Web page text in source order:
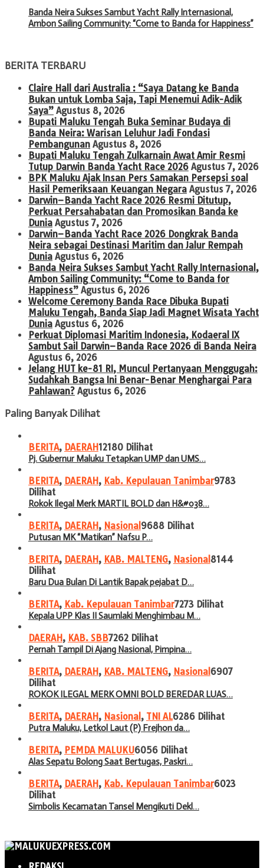
Banda Neira Sukses Sambut Yacht Rally Internasional,
Ambon Sailing Community: “Come to Banda for Happiness”
BERITA TERBARU
Claire Hall dari Australia : “Saya Datang ke Banda
Bukan untuk Lomba Saja, Tapi Menemui Adik-Adik
Saya” Agustus 8, 2026
Bupati Maluku Tengah Buka Seminar Budaya di
Banda Neira: Warisan Leluhur Jadi Fondasi
Pembangunan Agustus 8, 2026
Bupati Maluku Tengah Zulkarnain Awat Amir Resmi
Tutup Darwin Banda Yacht Race 2026 Agustus 7, 2026
BPK Maluku Ajak Insan Pers Samakan Persepsi soal
Hasil Pemeriksaan Keuangan Negara Agustus 7, 2026
Darwin–Banda Yacht Race 2026 Resmi Ditutup,
Perkuat Persahabatan dan Promosikan Banda ke
Dunia Agustus 7, 2026
Darwin–Banda Yacht Race 2026 Dongkrak Banda
Neira sebagai Destinasi Maritim dan Jalur Rempah
Dunia Agustus 6, 2026
Banda Neira Sukses Sambut Yacht Rally Internasional,
Ambon Sailing Community: “Come to Banda for
Happiness” Agustus 6, 2026
Welcome Ceremony Banda Race Dibuka Bupati
Maluku Tengah, Banda Siap Jadi Magnet Wisata Yacht
Dunia Agustus 6, 2026
Perkuat Diplomasi Maritim Indonesia, Kodaeral IX
Sambut Sail Darwin–Banda Race 2026 di Banda Neira
Agustus 6, 2026
Jelang HUT ke-81 RI, Muncul Pertanyaan Menggugah:
Sudahkah Bangsa Ini Benar-Benar Menghargai Para
Pahlawan? Agustus 6, 2026
Paling Banyak Dilihat
BERITA, DAERAH12180 Dilihat
Pj. Gubernur Maluku Tetapkan UMP dan UMS…
BERITA, DAERAH, Kab. Kepulauan Tanimbar9783
Dilihat
Rokok Ilegal Merk MARTIL BOLD dan H&#038…
BERITA, DAERAH, Nasional 9688 Dilihat
Putusan MK “Matikan” Nafsu P…
BERITA, DAERAH, KAB. MALTENG, Nasional 8144
Dilihat
Baru Dua Bulan Di Lantik Bapak pejabat D…
BERITA, Kab. Kepulauan Tanimbar7273 Dilihat
Kepala UPP Klas II Saumlaki Menghimbau M…
DAERAH, KAB. SBB7262 Dilihat
Pernah Tampil Di Ajang Nasional, Pimpina…
BERITA, DAERAH, KAB. MALTENG, Nasional 6907
Dilihat
ROKOK ILEGAL MERK OMNI BOLD BEREDAR LUAS…
BERITA, DAERAH, Nasional , TNI AL6286 Dilihat
Putra Maluku, Letkol Laut (P) Frejhon da…
BERITA, PEMDA MALUKU6056 Dilihat
Alas Sepatu Bolong Saat Bertugas, Paskri…
BERITA, DAERAH, Kab. Kepulauan Tanimbar6023
Dilihat
Simbolis Kecamatan Tansel Mengikuti Dekl…